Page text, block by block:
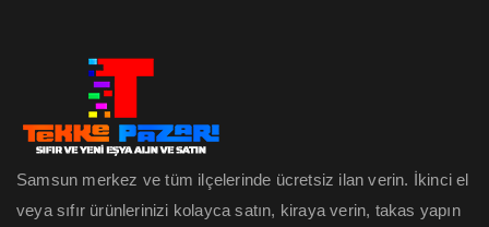
Samsun merkez ve tüm ilçelerinde ücretsiz ilan verin. İkinci el
veya sıfır ürünlerinizi kolayca satın, kiraya verin, takas yapın